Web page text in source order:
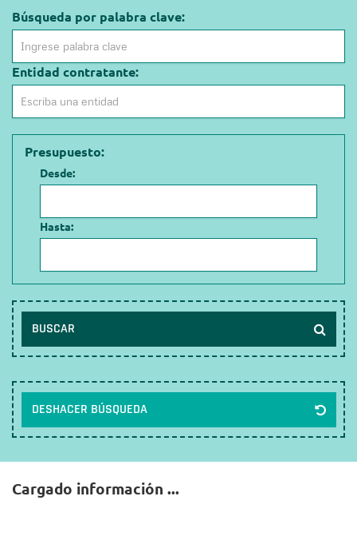
Búsqueda por palabra clave:
Entidad contratante:
Presupuesto:
Desde:
Hasta:
DESHACER BÚSQUEDA
BUSCAR
Cargado información ...